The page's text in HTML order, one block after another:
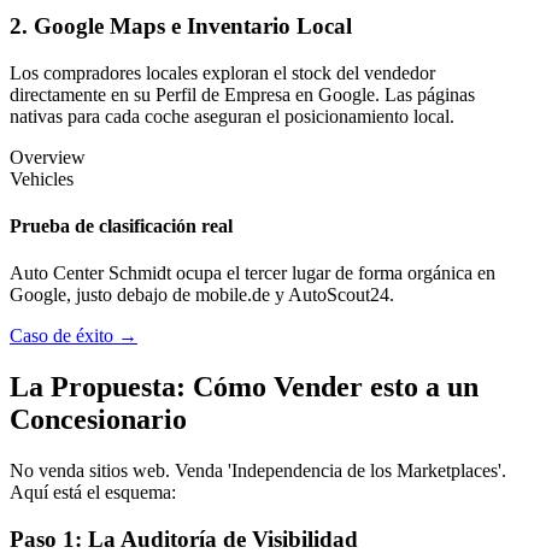
2. Google Maps e Inventario Local
Los compradores locales exploran el stock del vendedor
directamente en su Perfil de Empresa en Google. Las páginas
nativas para cada coche aseguran el posicionamiento local.
Overview
Vehicles
Prueba de clasificación real
Auto Center Schmidt ocupa el tercer lugar de forma orgánica en
Google, justo debajo de mobile.de y AutoScout24.
Caso de éxito →
La Propuesta: Cómo Vender esto a un
Concesionario
No venda sitios web. Venda 'Independencia de los Marketplaces'.
Aquí está el esquema:
Paso 1: La Auditoría de Visibilidad